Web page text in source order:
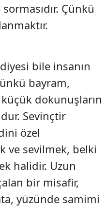
sormasıdır. Çünkü
bile insanın
bayram,
dokunuşların
Sevinçtir
özel
ve sevilmek, belki
halidir. Uzun
bir misafir,
yüzünde samimi